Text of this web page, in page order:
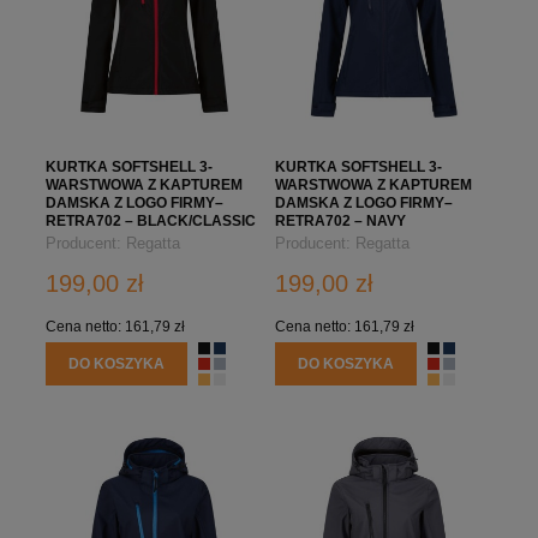
KURTKA SOFTSHELL 3-
WARSTWOWA Z KAPTUREM
DAMSKA Z LOGO FIRMY–
RETRA702 – BLACK/CLASSIC
RED
Producent: Regatta
199,00 zł
Cena netto: 161,79 zł
DO KOSZYKA
KURTKA SOFTSHELL 3-
WARSTWOWA Z KAPTUREM
DAMSKA Z LOGO FIRMY–
RETRA702 – NAVY
Producent: Regatta
199,00 zł
Cena netto: 161,79 zł
DO KOSZYKA